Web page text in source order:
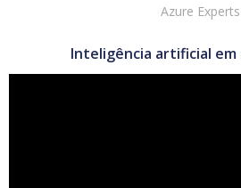
Azure Experts
Inteligência artificial em